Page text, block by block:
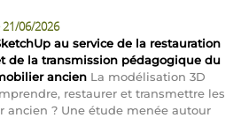
21/06/2026
au service de la restauration
de la transmission pédagogique du
ancien La modélisation 3D
restaurer et transmettre les
ancien ? Une étude menée autour